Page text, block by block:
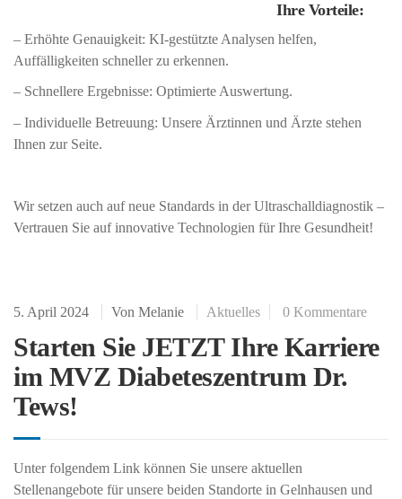
Ihre Vorteile:
– Erhöhte Genauigkeit: KI-gestützte Analysen helfen,
Auffälligkeiten schneller zu erkennen.
– Schnellere Ergebnisse: Optimierte Auswertung.
– Individuelle Betreuung: Unsere Ärztinnen und Ärzte stehen
Ihnen zur Seite.
Wir setzen auch auf neue Standards in der Ultraschalldiagnostik –
Vertrauen Sie auf innovative Technologien für Ihre Gesundheit!
5. April 2024 Von Melanie Aktuelles 0 Kommentare
Starten Sie JETZT Ihre Karriere
im MVZ Diabeteszentrum Dr.
Tews!
Unter folgendem Link können Sie unsere aktuellen
Stellenangebote für unsere beiden Standorte in Gelnhausen und